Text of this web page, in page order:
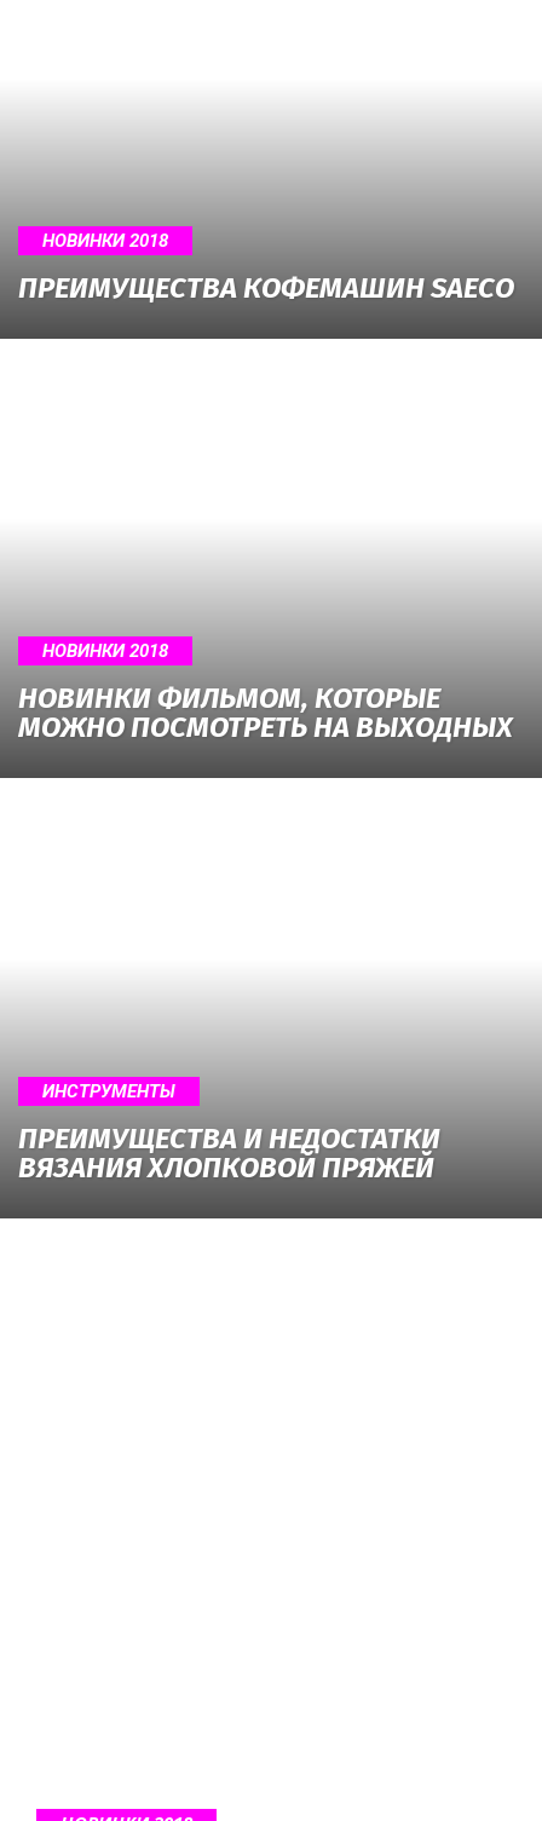
НОВИНКИ 2018
ПРЕИМУЩЕСТВА КОФЕМАШИН SAECO
НОВИНКИ 2018
НОВИНКИ ФИЛЬМОМ, КОТОРЫЕ
МОЖНО ПОСМОТРЕТЬ НА ВЫХОДНЫХ
ИНСТРУМЕНТЫ
ПРЕИМУЩЕСТВА И НЕДОСТАТКИ
ВЯЗАНИЯ ХЛОПКОВОЙ ПРЯЖЕЙ